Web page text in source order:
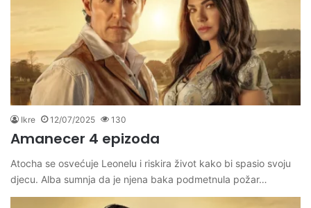
Ikre 12/07/2025 130
Amanecer 4 epizoda
Atocha se osvećuje Leonelu i riskira život kako bi spasio svoju
djecu. Alba sumnja da je njena baka podmetnula požar…